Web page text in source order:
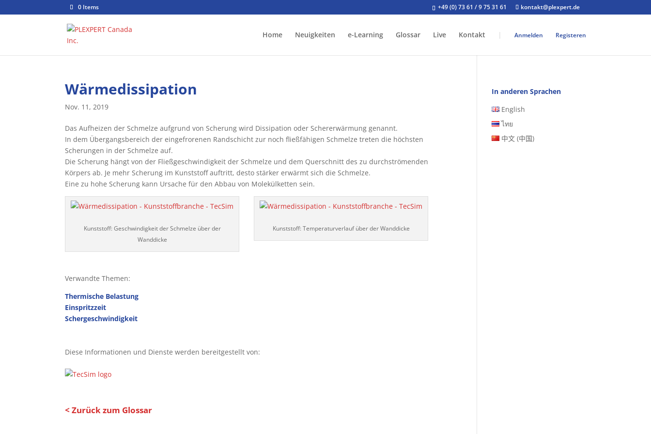
+49 (0) 73 61 / 9 75 31 61 kontakt@plexpert.de
0 Items
Home Neuigkeiten e-Learning Glossar Live Kontakt | Anmelden Registeren
Wärmedissipation
Nov. 11, 2019
Das Aufheizen der Schmelze aufgrund von Scherung wird Dissipation oder Schererwärmung genannt.
In dem Übergangsbereich der eingefrorenen Randschicht zur noch fließfähigen Schmelze treten die höchsten
Scherungen in der Schmelze auf.
Die Scherung hängt von der Fließgeschwindigkeit der Schmelze und dem Querschnitt des zu durchströmenden
Körpers ab. Je mehr Scherung im Kunststoff auftritt, desto stärker erwärmt sich die Schmelze.
Eine zu hohe Scherung kann Ursache für den Abbau von Molekülketten sein.
Kunststoff: Geschwindigkeit der Schmelze über der
Wanddicke
Kunststoff: Temperaturverlauf über der Wanddicke
Verwandte Themen:
Thermische Belastung
Einspritzzeit
Schergeschwindigkeit
Diese Informationen und Dienste werden bereitgestellt von:
< Zurück zum Glossar
In anderen Sprachen
English
ไทย
中文 (中国)